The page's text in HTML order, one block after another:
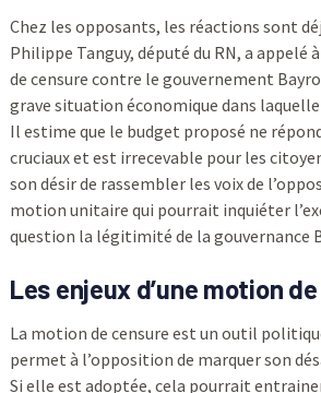
Chez les opposants, les réactions sont
Philippe Tanguy, député du RN, a appelé
de censure contre le gouvernement
grave situation économique dans
Il estime que le budget proposé ne
cruciaux et est irrecevable pour les
son désir de rassembler les voix de
motion unitaire qui pourrait inquiéter
question la légitimité de la gouvernance
Les enjeux d’une motion
La motion de censure est un outil
permet à l’opposition de marquer son
Si elle est adoptée, cela pourrait